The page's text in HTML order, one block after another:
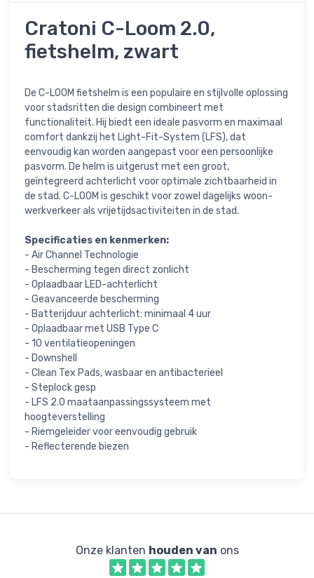
Cratoni C-Loom 2.0,
fietshelm, zwart
De C-LOOM fietshelm is een populaire en stijlvolle oplossing
voor stadsritten die design combineert met
functionaliteit. Hij biedt een ideale pasvorm en maximaal
comfort dankzij het Light-Fit-System (LFS), dat
eenvoudig kan worden aangepast voor een persoonlijke
pasvorm. De helm is uitgerust met een groot,
geïntegreerd achterlicht voor optimale zichtbaarheid in
de stad. C-LOOM is geschikt voor zowel dagelijks woon-
werkverkeer als vrijetijdsactiviteiten in de stad.
Specificaties en kenmerken:
- Air Channel Technologie
- Bescherming tegen direct zonlicht
- Oplaadbaar LED-achterlicht
- Geavanceerde bescherming
- Batterijduur achterlicht: minimaal 4 uur
- Oplaadbaar met USB Type C
- 10 ventilatieopeningen
- Downshell
- Clean Tex Pads, wasbaar en antibacterieel
- Steplock gesp
- LFS 2.0 maataanpassingssysteem met
hoogteverstelling
- Riemgeleider voor eenvoudig gebruik
- Reflecterende biezen
Onze klanten houden van ons